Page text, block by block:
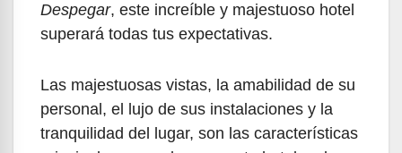
Despegar, este increíble y majestuoso hotel
superará todas tus expectativas.
Las majestuosas vistas, la amabilidad de su
personal, el lujo de sus instalaciones y la
tranquilidad del lugar, son las características